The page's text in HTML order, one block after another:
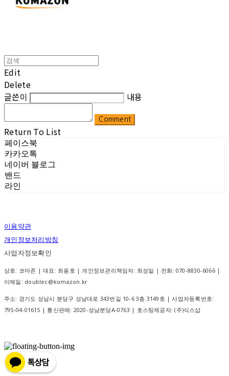
Edit
Delete
글쓴이
내용
Comment
Return To List
페이스북
카카오톡
네이버 블로그
밴드
라인
이용약관
개인정보처리방침
사업자정보확인
상호: 코마존 | 대표: 최용호 | 개인정보관리책임자: 최성일 | 전화: 070-8830-6066 |
이메일: doublec@komazon.kr
주소: 경기도 성남시 분당구 성남대로 343번길 10-6 3층 3149호 | 사업자등록번호:
795-04-01615 | 통신판매: 2020-성남분당A-0763 | 호스팅제공자: (주)식스샵